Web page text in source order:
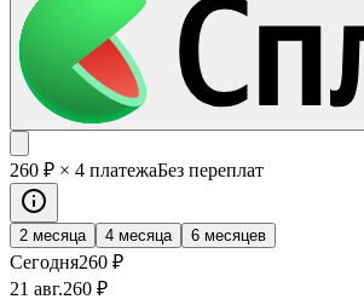
260 ₽ × 4 платежаБез переплат
2 месяца 4 месяца 6 месяцев
Сегодня260 ₽
21 авг.260 ₽